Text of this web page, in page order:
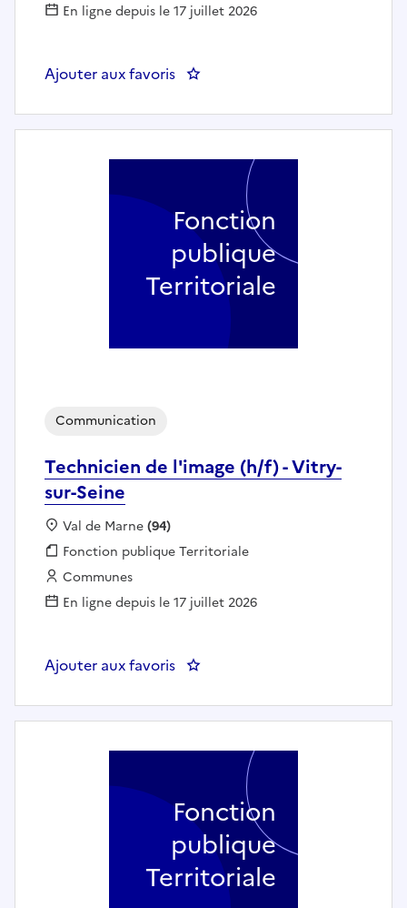
En ligne depuis le 17 juillet 2026
Ajouter aux favoris : Graphiste, Photographe et
Technicien de l'image (h/f) - Vitry-
sur-Seine
Communication
Localisation :
Val de Marne(94)
Fonction publique :
Fonction publique Territoriale
Employeur :
Communes
En ligne depuis le 17 juillet 2026
Ajouter aux favoris : Technicien de l'image (h/f) -
Fonction
publique
Territoriale
Fonction
publique
Territoriale